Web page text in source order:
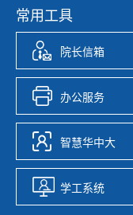
常用工具
院长信箱
办公服务
智慧华中大
学工系统